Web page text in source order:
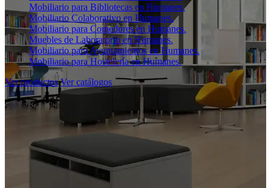
Mobiliario para Bibliotecas en Humanes.
Mobiliario Colaborativo en Humanes.
Mobiliario para Comedores en Humanes.
Muebles de Laboratorio en Humanes.
Mobiliario para Ayuntamientos en Humanes.
Mobiliario para Hostelería en Humanes.
Ver productos Ver catálogos